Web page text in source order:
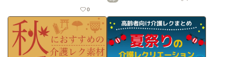
花モチーフのイラストや秋の思
い出のイラストなど、使いやす
いレクリエーション素材満載で
す！商用フリーで無料のためお
気軽にさまざまなシーンでお使
いいただけます。
0
老人ホームやデイサービスでの
レクリエーション、ご自宅での
趣味のお時間などさまざまなシ
ーンでぜひご活用ください。